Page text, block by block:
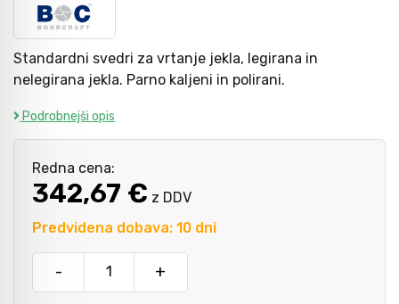
Standardni svedri za vrtanje jekla, legirana in
nelegirana jekla. Parno kaljeni in polirani.
Podrobnejši opis
Predvidena dobava: 10 dni
Redna cena:
342,67 € z DDV
- +
Kladiva
Točkala, dleta, luknjači in pile
Vzvodi in primeži
Mazanje